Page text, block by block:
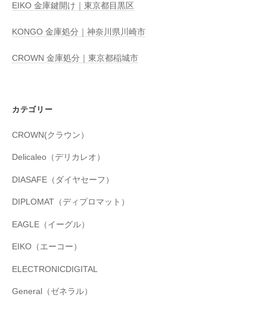
EIKO 金庫鍵開け｜東京都目黒区
KONGO 金庫処分｜神奈川県川崎市
CROWN 金庫処分｜東京都稲城市
カテゴリー
CROWN(クラウン）
Delicaleo（デリカレオ）
DIASAFE（ダイヤセーフ）
DIPLOMAT（ディプロマット）
EAGLE（イーグル）
EIKO（エーコー）
ELECTRONICDIGITAL
General（ゼネラル）